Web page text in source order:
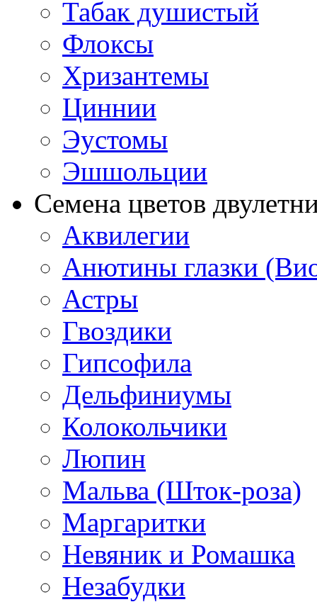
Табак душистый
Флоксы
Хризантемы
Циннии
Эустомы
Эшшольции
Семена цветов
Аквилегии
Анютины глазки
Астры
Гвоздики
Гипсофила
Дельфиниумы
Колокольчики
Люпин
Мальва (Шток-роза)
Маргаритки
Невяник и Ромашка
Незабудки